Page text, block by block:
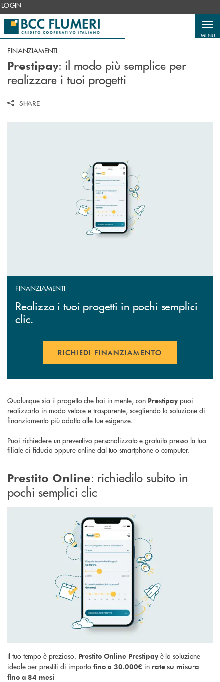
Salta al contenuto principale
LOGIN
MENU
FINANZIAMENTI
Prestipay: il modo più semplice per
realizzare i tuoi progetti
SHARE
FINANZIAMENTI
Realizza i tuoi progetti in pochi semplici
clic.
RICHIEDI FINANZIAMENTO
Qualunque sia il progetto che hai in mente, con Prestipay puoi
realizzarlo in modo veloce e trasparente, scegliendo la soluzione di
finanziamento più adatta alle tue esigenze.
Puoi richiedere un preventivo personalizzato e gratuito presso la tua
filiale di fiducia oppure online dal tuo smartphone o computer.
Prestito Online: richiedilo subito in
pochi semplici clic
Il tuo tempo è prezioso. Prestito Online Prestipay è la soluzione
ideale per prestiti di importo fino a 30.000€ in rate su misura
fino a 84 mesi.